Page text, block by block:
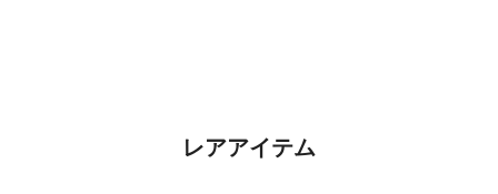
レアアイテム